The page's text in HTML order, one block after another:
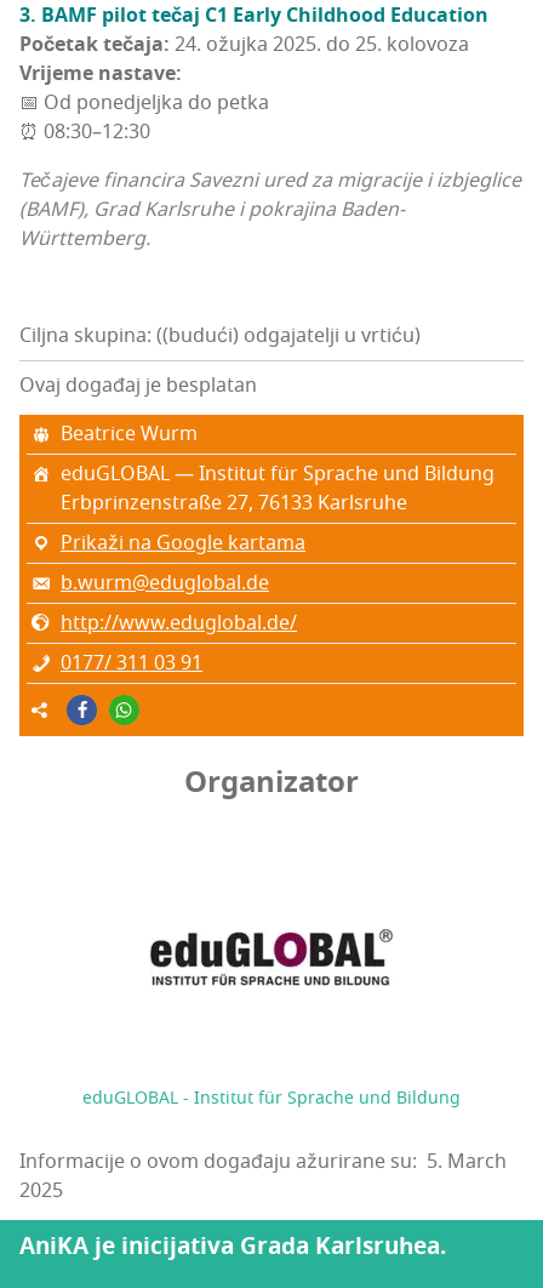
3. BAMF pilot tečaj C1 Ear­ly Chil­d­ho­od Education
Poče­tak teča­ja: 24. ožuj­ka 2025. do 25. kolovoza
Vri­je­me nastave:
📅 Od pone­djelj­ka do petka
⏰ 08:30–12:30
Teča­je­ve finan­ci­ra Savez­ni ured za migra­ci­je i izbje­gli­ce
(BAMF), Grad Kar­l­sru­he i pokra­ji­na Baden-
Württemberg.
Ciljna skupina: ((budući) odgajatelji u vrtiću)
Ovaj događaj je besplatan
Beatri­ce Wurm
edu­GLO­BAL — Ins­ti­tut für Sprac­he und Bildung
Erb­prin­zens­traße 27, 76133 Kar­l­sru­he
Prikaži na Google kartama
b.wurm@eduglobal.de
http://www.eduglobal.de/
0177/ 311 03 91
Organizator
eduGLOBAL - Institut für Sprache und Bildung
Informacije o ovom događaju ažurirane su: 5. March
2025
AniKA je inicijativa Grada Karlsruhea.